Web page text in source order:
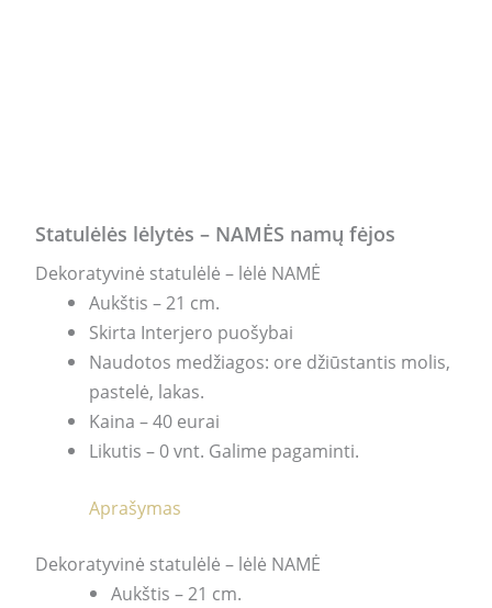
Statulėlės lėlytės – NAMĖS namų fėjos
Dekoratyvinė statulėlė – lėlė NAMĖ
Aukštis – 21 cm.
Skirta Interjero puošybai
Naudotos medžiagos: ore džiūstantis molis,
pastelė, lakas.
Kaina – 40 eurai
Likutis – 0 vnt. Galime pagaminti.
Aprašymas
Dekoratyvinė statulėlė – lėlė NAMĖ
Aukštis – 21 cm.